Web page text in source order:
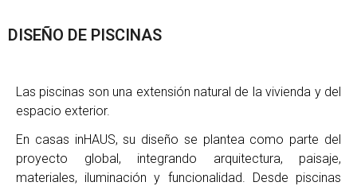
DISEÑO DE PISCINAS
Las piscinas son una extensión natural de la vivienda y del
espacio exterior.
En casas inHAUS, su diseño se plantea como parte del
proyecto global, integrando arquitectura, paisaje,
materiales, iluminación y funcionalidad. Desde piscinas